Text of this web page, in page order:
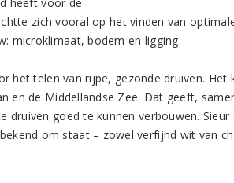
zich vooral op het vinden van
microklimaat, bodem en ligging.
het telen van rijpe, gezonde druiven. Het
en de Middellandse Zee. Dat geeft,
goed te kunnen verbouwen. Sieur
om staat – zowel verfijnd wit van